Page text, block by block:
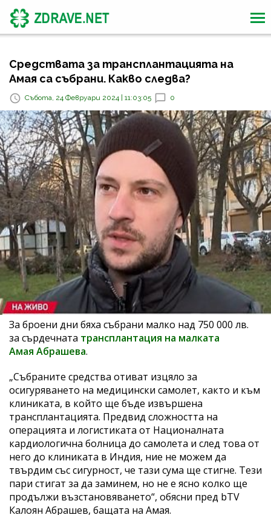
Средствата за трансплантацията на
Амая са събрани. Какво следва?
Събота, 24 Февруари 2024 | 11:03:05 0
За броени дни бяха събрани малко над 750 000 лв.
за сърдечната трансплантация на малката
Амая Абрашева.
„Събраните средства отиват изцяло за
осигуряването на медицински самолет, както и към
клиниката, в който ще бъде извършена
трансплантацията. Предвид сложността на
операцията и логистиката от Националната
кардиологична болница до самолета и след това от
него до клиниката в Индия, ние не можем да
твърдим със сигурност, че тази сума ще стигне. Тези
пари стигат за да заминем, но не е ясно колко ще
продължи възстановяването“, обясни пред bTV
Калоян Абрашев, бащата на Амая.